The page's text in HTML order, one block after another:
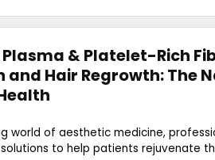
& Platelet-Rich
and Hair Regrowth: The
world of aesthetic medicine,
to help patients rejuvenate